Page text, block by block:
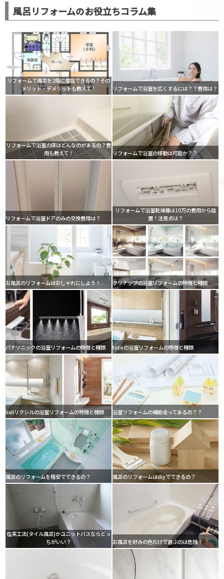
風呂リフォームのお役立ちコラム集
リフォームで風呂を2階に増設できるの？その
メリット・デメリットも教えて！
リフォームで浴室を広くするには？？費用は？
リフォームで浴室の床はどんなのがあるの？費
用も教えて！
リフォームで浴室の移動は可能か？？
リフォームで浴室ドアのみの交換費用は？
リフォームで浴室乾燥機は10万の費用から設
置！注意点は？
お風呂のリフォームはおしゃれにしよう！ クリナップの浴室リフォームの特徴と種類
パナソニックの浴室リフォームの特徴と種類 totoの浴室リフォームの特徴と種類
lixilリクシルの浴室リフォームの特徴と種類 浴室リフォームの補助金ってあるの？？
風呂のリフォームを格安でできるの？ 風呂のリフォームはdiyでできるの？
在来工法(タイル風呂)かユニットバスならどっ
ちがいい？
お風呂を好みの色だけで選ぶのは危険！